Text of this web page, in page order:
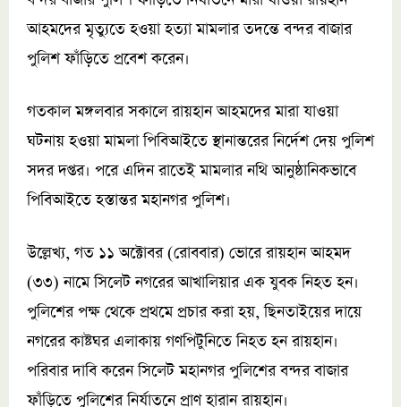
আহমদের মৃত্যুতে হওয়া হত্যা মামলার তদন্তে বন্দর বাজার
পুলিশ ফাঁড়িতে প্রবেশ করেন।
গতকাল মঙ্গলবার সকালে রায়হান আহমদের মারা যাওয়া
ঘটনায় হওয়া মামলা পিবিআইতে স্থানান্তরের নির্দেশ দেয় পুলিশ
সদর দপ্তর। পরে এদিন রাতেই মামলার নথি আনুষ্ঠানিকভাবে
পিবিআইতে হস্তান্তর মহানগর পুলিশ।
উল্লেখ্য, গত ১১ অক্টোবর (রোববার) ভোরে রায়হান আহমদ
(৩৩) নামে সিলেট নগরের আখালিয়ার এক যুবক নিহত হন।
পুলিশের পক্ষ থেকে প্রথমে প্রচার করা হয়, ছিনতাইয়ের দায়ে
নগরের কাষ্টঘর এলাকায় গণপিটুনিতে নিহত হন রায়হান।
পরিবার দাবি করেন সিলেট মহানগর পুলিশের বন্দর বাজার
ফাঁড়িতে পুলিশের নির্যাতনে প্রাণ হারান রায়হান।